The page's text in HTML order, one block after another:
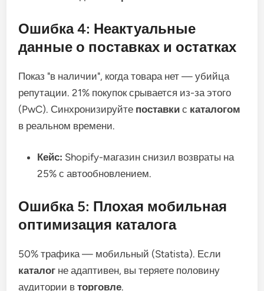
Ошибка 4: Неактуальные
данные о поставках и остатках
Показ "в наличии", когда товара нет — убийца
репутации. 21% покупок срывается из-за этого
(PwC). Синхронизируйте поставки с каталогом
в реальном времени.
Кейс: Shopify-магазин снизил возвраты на
25% с автообновлением.
Ошибка 5: Плохая мобильная
оптимизация каталога
50% трафика — мобильный (Statista). Если
каталог не адаптивен, вы теряете половину
аудитории вторговле.